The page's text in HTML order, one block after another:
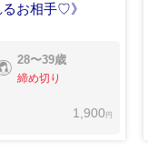
るお相手♡》
28〜39歳
締め切り
1,900 円